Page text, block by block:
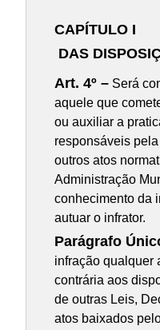
CAPÍTULO I
DAS
Art. 4º – Será
aquele que
ou auxiliar a
responsáveis
outros atos
Administração
conhecimento da
autuar o infrator.
Parágrafo
infração qualquer
contrária aos
de outras Leis,
atos baixados